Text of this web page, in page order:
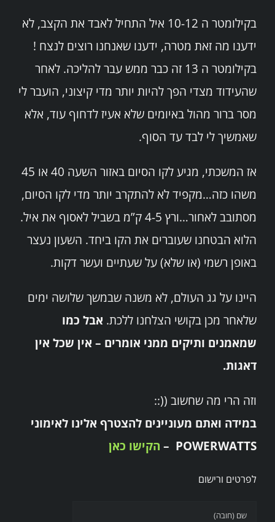
בקילומטר ה 10-12 איל התחיל לאבד את הקצב, לא
ידענו מה זאת מטרה, ידענו שאנחנו רוצים לנצח !
בקילומטר ה 13 זה כבר ממש עבר להליכה. לאחר
שהעידוד מצדי הפך להיות יותר מדי קיצוני, הועבר לי
מסר ברור מהול באיומים שלא אעיז לדחוף עוד, אלא
שאמשיך לי לבד עד הסוף.
אז המשכתי, מגיע לקו הסיום באזור השעה 40 או 45
משהו כזה…מקפיד לא להתקרב יותר מדי לקו הסיום,
מסתובב לאחור…ורץ 4-5 ק”מ בשביל לאסוף את איל.
הלוא הבטחנו שעוברים את הקו ביחד. השעון נעצר
באופן רשמי (או שלא) על שעתיים ועשר דקות.
היינו על גג העולם, לא משנה שבמשך שלושה ימים
שלאחר מכן בקושי הצלחנו ללכת. אבל כמו
שמאמנים ותיקים ממני אומרים – אין שכל אין
דאגות.
וזה הרי מה שחשוב ((::
במידה ואתם מעוניינים להצטרף אלינו לאימוני
POWERWATTS –
הקישו כאן
לפרטים ורישום